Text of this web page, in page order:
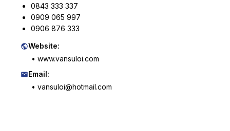
0843 333 337
0909 065 997
0906 876 333
Website:
• www.vansuloi.com
Email:
• vansuloi@hotmail.com